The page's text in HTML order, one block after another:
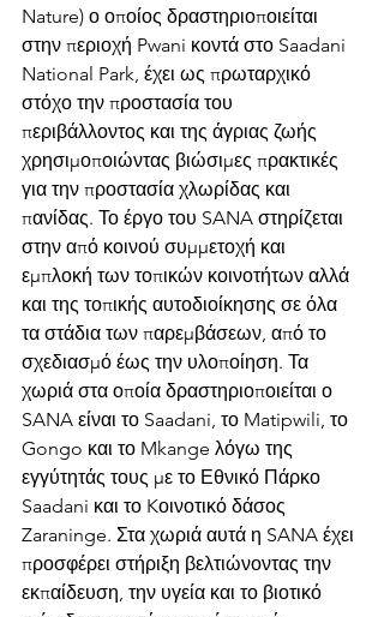
Nature) ο οποίος δραστηριοποιείται
στην περιοχή Pwani κοντά στο Saadani
National Park, έχει ως πρωταρχικό
στόχο την προστασία του
περιβάλλοντος και της άγριας ζωής
χρησιμοποιώντας βιώσιμες πρακτικές
για την προστασία χλωρίδας και
πανίδας. Το έργο του SANA στηρίζεται
στην από κοινού συμμετοχή και
εμπλοκή των τοπικών κοινοτήτων αλλά
και της τοπικής αυτοδιοίκησης σε όλα
τα στάδια των παρεμβάσεων, από το
σχεδιασμό έως την υλοποίηση. Τα
χωριά στα οποία δραστηριοποιείται ο
SANA είναι το Saadani, το Matipwili, το
Gongo και το Mkange λόγω της
εγγύτητάς τους με το Εθνικό Πάρκο
Saadani και το Kοινοτικό δάσος
Zaraninge. Στα χωριά αυτά η SANA έχει
προσφέρει στήριξη βελτιώνοντας την
εκπαίδευση, την υγεία και το βιοτικό